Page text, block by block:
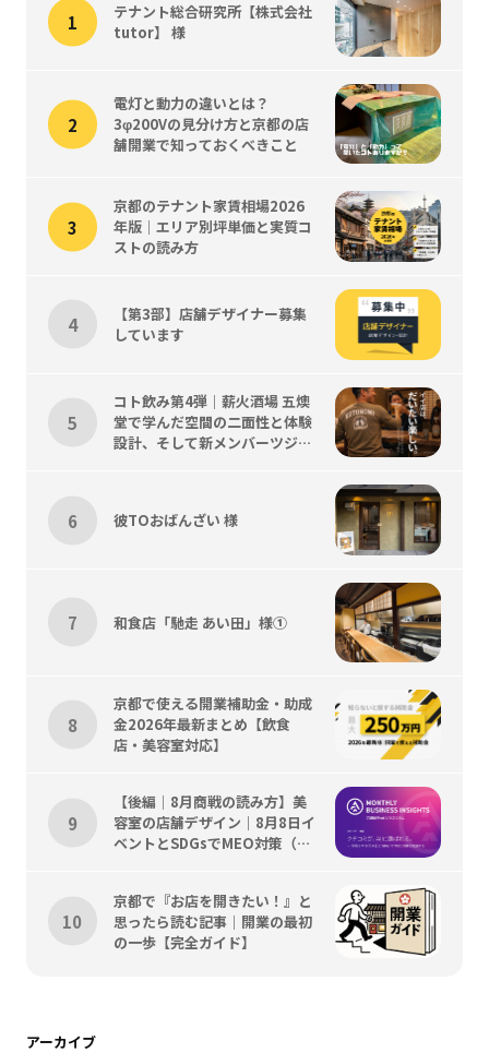
テナント総合研究所【株式会社
tutor】 様
電灯と動力の違いとは？
3φ200Vの見分け方と京都の店
舗開業で知っておくべきこと
京都のテナント家賃相場2026
年版｜エリア別坪単価と実質コ
ストの読み方
【第3部】店舗デザイナー募集
しています
コト飲み第4弾｜薪火酒場 五燠
堂で学んだ空間の二面性と体験
設計、そして新メンバーツジく
彼TOおばんざい 様
和食店「馳走 あい田」様①
京都で使える開業補助金・助成
金2026年最新まとめ【飲食
店・美容室対応】
【後編｜8月商戦の読み方】美
容室の店舗デザイン｜8月8日イ
ベントとSDGsでMEO対策（京
京都で『お店を開きたい！』と
思ったら読む記事｜開業の最初
の一歩【完全ガイド】
アーカイブ